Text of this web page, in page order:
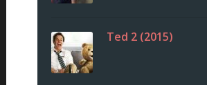
Ted 2 (2015)